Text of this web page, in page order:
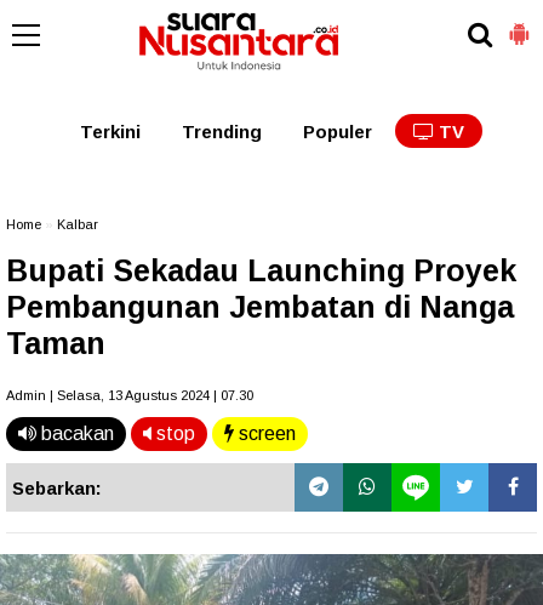
Kalbar Kalteng
Terkini Trending Populer TV
Home Kalbar
Bupati Sekadau Launching Proyek
Pembangunan Jembatan di Nanga
Taman
Admin | Selasa, 13 Agustus 2024 | 07.30
bacakan stop screen
Sebarkan: